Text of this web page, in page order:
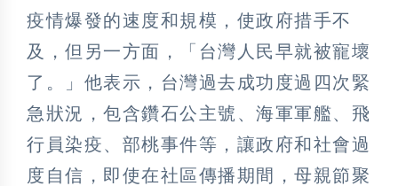
疫情爆發的速度和規模，使政府措手不
及，但另一方面，「台灣人民早就被寵壞
了。」他表示，台灣過去成功度過四次緊
急狀況，包含鑽石公主號、海軍軍艦、飛
行員染疫、部桃事件等，讓政府和社會過
度自信，即使在社區傳播期間，母親節聚